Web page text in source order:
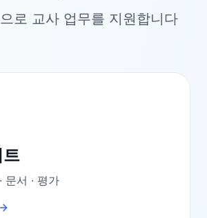
로 교사 업무를 지원합니다
문서 · 평가